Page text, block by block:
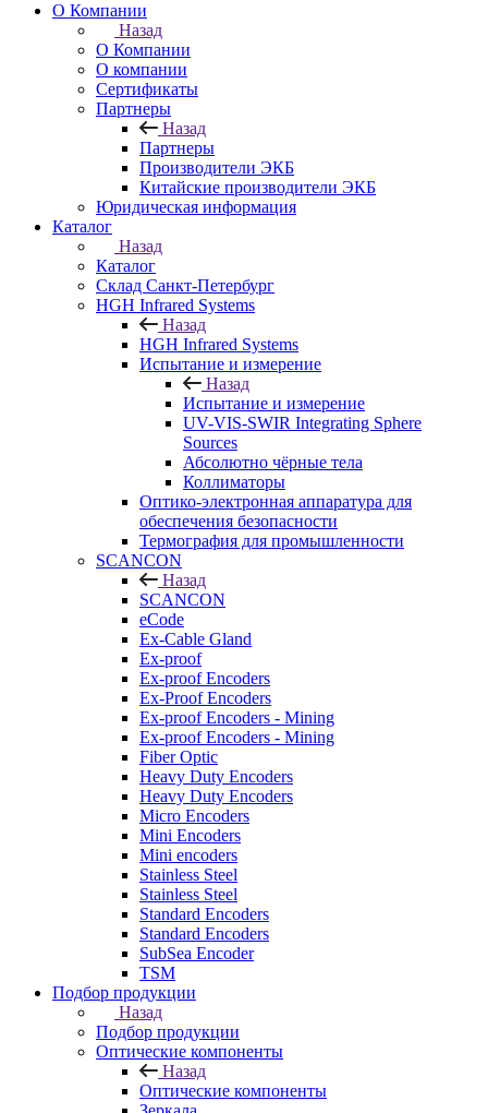
О Компании
Назад
О Компании
О компании
Сертификаты
Партнеры
Назад
Партнеры
Производители ЭКБ
Китайские производители ЭКБ
Юридическая информация
Каталог
Назад
Каталог
Cклад Санкт-Петербург
HGH Infrared Systems
Назад
HGH Infrared Systems
Испытание и измерение
Назад
Испытание и измерение
UV-VIS-SWIR Integrating Sphere
Sources
Абсолютно чёрные тела
Коллиматоры
Оптико-электронная аппаратура для
обеспечения безопасности
Термография для промышленности
SCANCON
Назад
SCANCON
eCode
Ex-Cable Gland
Ex-proof
Ex-proof Encoders
Ex-Proof Encoders
Ex-proof Encoders - Mining
Ex-proof Encoders - Mining
Fiber Optic
Heavy Duty Encoders
Heavy Duty Encoders
Micro Encoders
Mini Encoders
Mini encoders
Stainless Steel
Stainless Steel
Standard Encoders
Standard Encoders
SubSea Encoder
TSM
Подбор продукции
Назад
Подбор продукции
Оптические компоненты
Назад
Оптические компоненты